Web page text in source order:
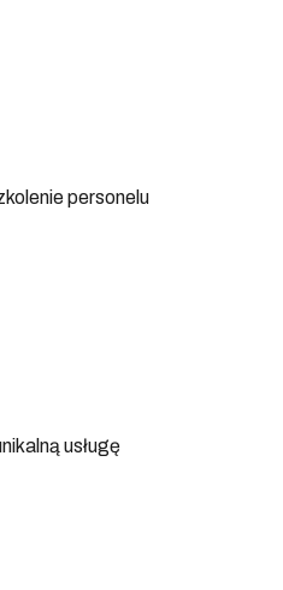
personelu
usługę